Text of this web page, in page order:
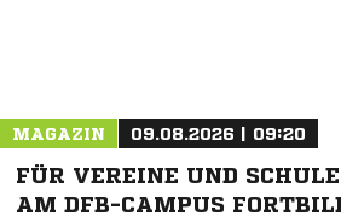
MAGAZIN 09.08.2026 | 09:20
FÜR VEREINE UND
AM DFB-CAMPUS